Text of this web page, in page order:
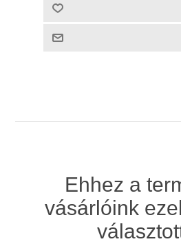
Ehhez a
vásárlóink